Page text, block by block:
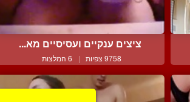
ציצים ענקיים ועסיסיים מא...
9758 צפיות | 6 המלצות